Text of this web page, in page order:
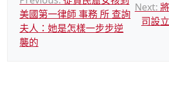
章
導
美國第一律師 事務 所 查詢
夫人：她是怎樣一步步逆
襲的
Next:
司設